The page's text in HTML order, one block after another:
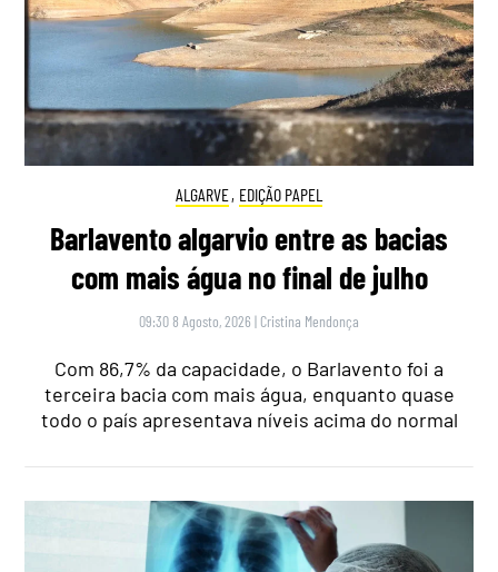
ALGARVE, EDIÇÃO PAPEL
Barlavento algarvio entre as bacias
com mais água no final de julho
09:30 8 Agosto, 2026 | Cristina Mendonça
Com 86,7% da capacidade, o Barlavento foi a
terceira bacia com mais água, enquanto quase
todo o país apresentava níveis acima do normal